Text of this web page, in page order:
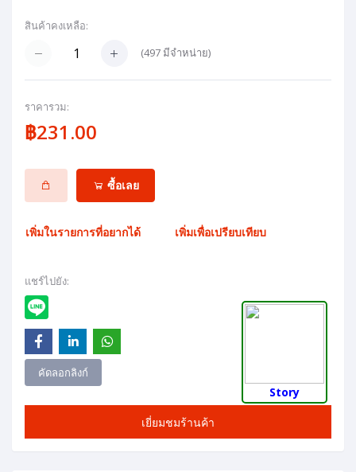
สินค้าคงเหลือ:
(497มีจำหน่าย)
ราคารวม:
฿231.00
ซื้อเลย
เพิ่มในรายการที่อยากได้ เพิ่มเพื่อเปรียบเทียบ
แชร์ไปยัง:
คัดลอกลิงก์
เยี่ยมชมร้านค้า
Story